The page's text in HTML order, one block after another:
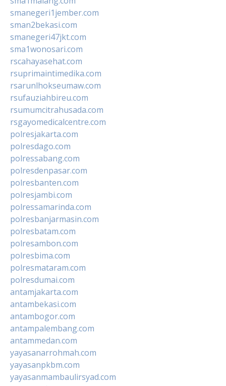
smanegeri1jember.com
sman2bekasi.com
smanegeri47jkt.com
sma1wonosari.com
rscahayasehat.com
rsuprimaintimedika.com
rsarunlhokseumaw.com
rsufauziahbireu.com
rsumumcitrahusada.com
rsgayomedicalcentre.com
polresjakarta.com
polresdago.com
polressabang.com
polresdenpasar.com
polresbanten.com
polresjambi.com
polressamarinda.com
polresbanjarmasin.com
polresbatam.com
polresambon.com
polresbima.com
polresmataram.com
polresdumai.com
antamjakarta.com
antambekasi.com
antambogor.com
antampalembang.com
antammedan.com
yayasanarrohmah.com
yayasanpkbm.com
yayasanmambaulirsyad.com